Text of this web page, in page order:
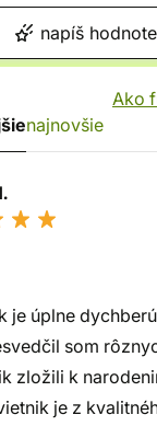
napíš
Ako
najnovšie
je úplne
som
zložili k
je z